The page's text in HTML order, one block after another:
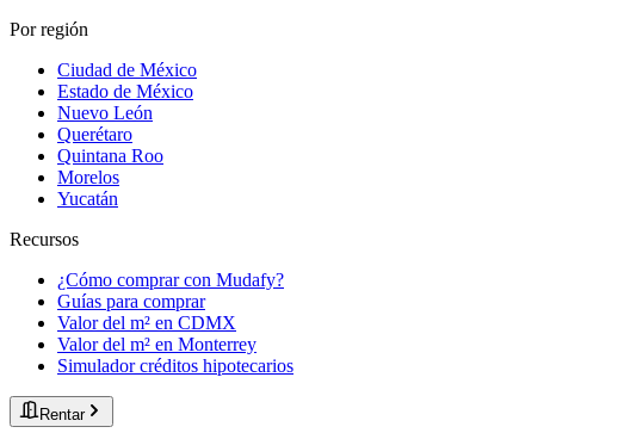
Por región
Ciudad de México
Estado de México
Nuevo León
Querétaro
Quintana Roo
Morelos
Yucatán
Recursos
¿Cómo comprar con Mudafy?
Guías para comprar
Valor del m² en CDMX
Valor del m² en Monterrey
Simulador créditos hipotecarios
Rentar